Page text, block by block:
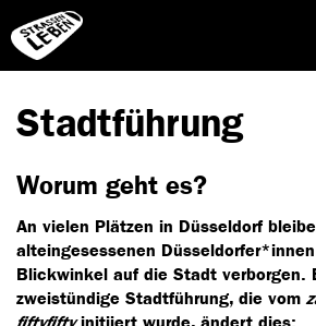
Stadtführung
Worum geht es?
An vielen Plätzen in Düsseldorf
alteingesessenen
Blickwinkel auf die Stadt verborgen.
zweistündige Stadtführung, die vom